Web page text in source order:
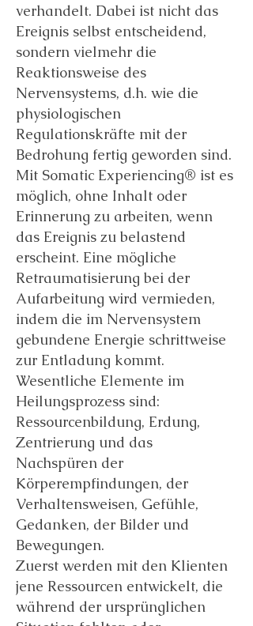
verhandelt. Dabei ist nicht das
Ereignis selbst entscheidend,
sondern vielmehr die
Reaktionsweise des
Nervensystems, d.h. wie die
physiologischen
Regulationskräfte mit der
Bedrohung fertig geworden sind.
Mit Somatic Experiencing® ist es
möglich, ohne Inhalt oder
Erinnerung zu arbeiten, wenn
das Ereignis zu belastend
erscheint. Eine mögliche
Retraumatisierung bei der
Aufarbeitung wird vermieden,
indem die im Nervensystem
gebundene Energie schrittweise
zur Entladung kommt.
Wesentliche Elemente im
Heilungsprozess sind:
Ressourcenbildung, Erdung,
Zentrierung und das
Nachspüren der
Körperempfindungen, der
Verhaltensweisen, Gefühle,
Gedanken, der Bilder und
Bewegungen.
Zuerst werden mit den Klienten
jene Ressourcen entwickelt, die
während der ursprünglichen